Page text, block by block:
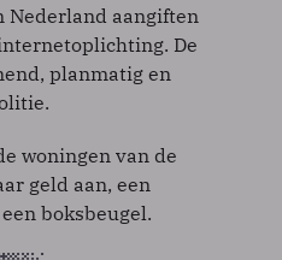
aangiften
De
planmatig en
woningen van de
geld aan, een
boksbeugel.